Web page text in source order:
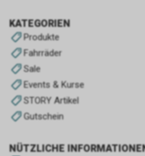
KATEGORIEN
Produkte
Fahrräder
Sale
Events & Kurse
STORY Artikel
Gutschein
NÜTZLICHE